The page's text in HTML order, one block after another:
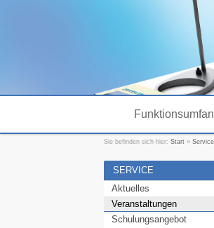
Sie befinden sich hier: Start » Service
SERVICE
Aktuelles
Veranstaltungen
Schulungsangebot